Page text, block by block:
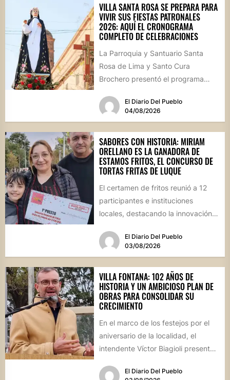
VILLA SANTA ROSA SE PREPARA PARA
VIVIR SUS FIESTAS PATRONALES
2026: AQUÍ EL CRONOGRAMA
COMPLETO DE CELEBRACIONES
La Parroquia y Santuario Santa
Rosa de Lima y Santo Cura
Brochero presentó el programa
El Diario Del Pueblo
04/08/2026
SABORES CON HISTORIA: MIRIAM
ORELLANO ES LA GANADORA DE
ESTAMOS FRITOS, EL CONCURSO DE
TORTAS FRITAS DE LUQUE
El certamen de fritos reunió a 12
participantes e instituciones
locales, destacando la innovación
El Diario Del Pueblo
03/08/2026
VILLA FONTANA: 102 AÑOS DE
HISTORIA Y UN AMBICIOSO PLAN DE
OBRAS PARA CONSOLIDAR SU
CRECIMIENTO
En el marco de los festejos por el
aniversario de la localidad, el
intendente Víctor Biagioli presentó
El Diario Del Pueblo